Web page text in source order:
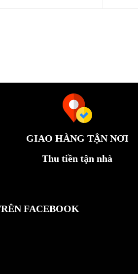
GIAO HÀNG TẬN NƠI
Thu tiền tận nhà
FACEBOOK